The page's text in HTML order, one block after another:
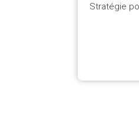
Stratégie